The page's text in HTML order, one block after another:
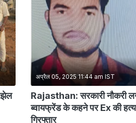
झेल
अप्रैल 05, 2025 11:44 am IST
Rajasthan: सरकारी नौकरी
ब्वायफ्रेंड के कहने पर Ex की
गिरफ्तार